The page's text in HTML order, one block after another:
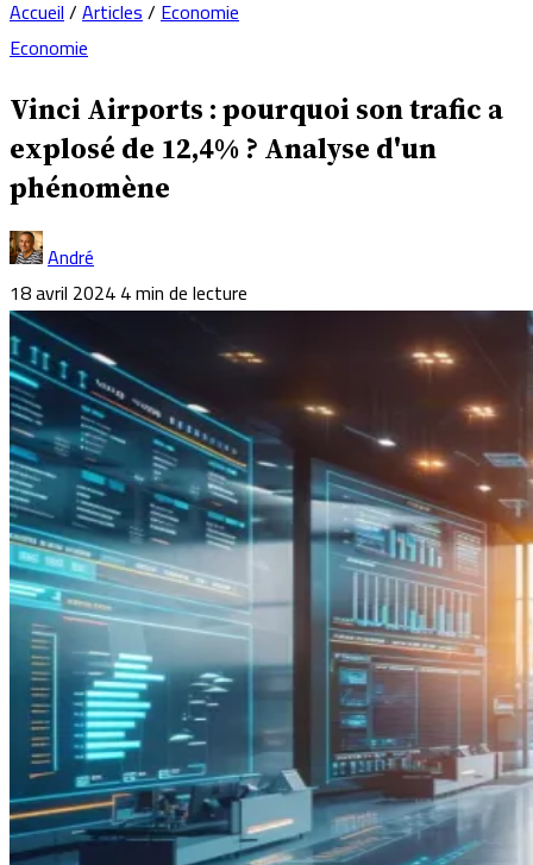
Accueil/Articles/Economie
Economie
Vinci Airports : pourquoi son trafic a
explosé de 12,4% ? Analyse d'un
phénomène
André
18 avril 20244 min de lecture